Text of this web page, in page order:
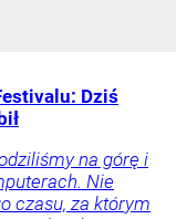
Dziś
na górę i
Nie
czasu, za którym